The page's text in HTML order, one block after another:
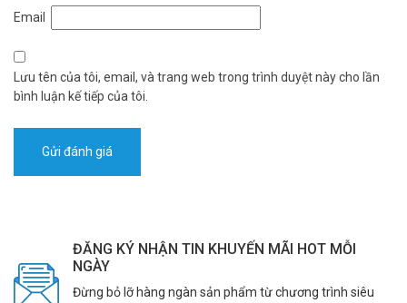
Email
Lưu tên của tôi, email, và trang web trong trình duyệt này cho lần
bình luận kế tiếp của tôi.
ĐĂNG KÝ NHẬN TIN KHUYẾN MÃI HOT MỖI
NGÀY
Đừng bỏ lỡ hàng ngàn sản phẩm từ chương trình siêu